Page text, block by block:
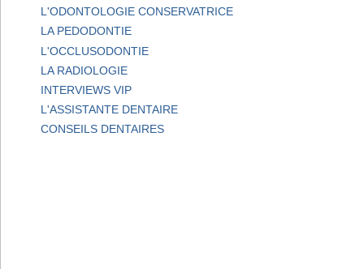
L'ODONTOLOGIE CONSERVATRICE
LA PEDODONTIE
L'OCCLUSODONTIE
LA RADIOLOGIE
INTERVIEWS VIP
L'ASSISTANTE DENTAIRE
CONSEILS DENTAIRES